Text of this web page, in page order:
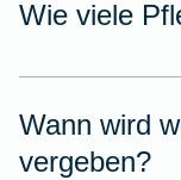
Wie viele
Wann wird
vergeben?